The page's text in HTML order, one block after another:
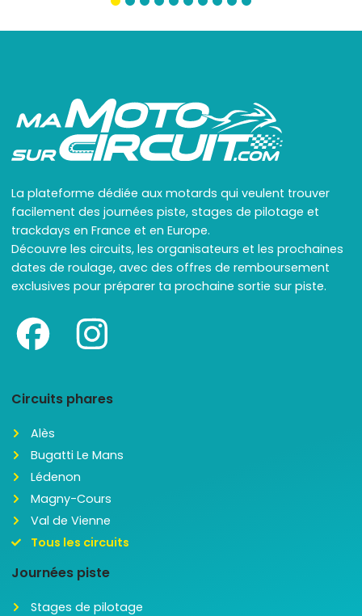
La plateforme dédiée aux motards qui veulent trouver
facilement des journées piste, stages de pilotage et
trackdays en France et en Europe.
Découvre les circuits, les organisateurs et les prochaines
dates de roulage, avec des offres de remboursement
exclusives pour préparer ta prochaine sortie sur piste.
Circuits phares
Alès
Bugatti Le Mans
Lédenon
Magny-Cours
Val de Vienne
Tous les circuits
Journées piste
Stages de pilotage